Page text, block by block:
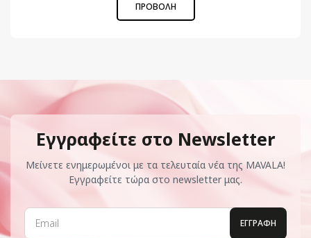
ΠΡΟΒΟΛΗ
Εγγραφείτε στο Newsletter
Μείνετε ενημερωμένοι με τα τελευταία νέα της MAVALA!
Εγγραφείτε τώρα στο newsletter μας.